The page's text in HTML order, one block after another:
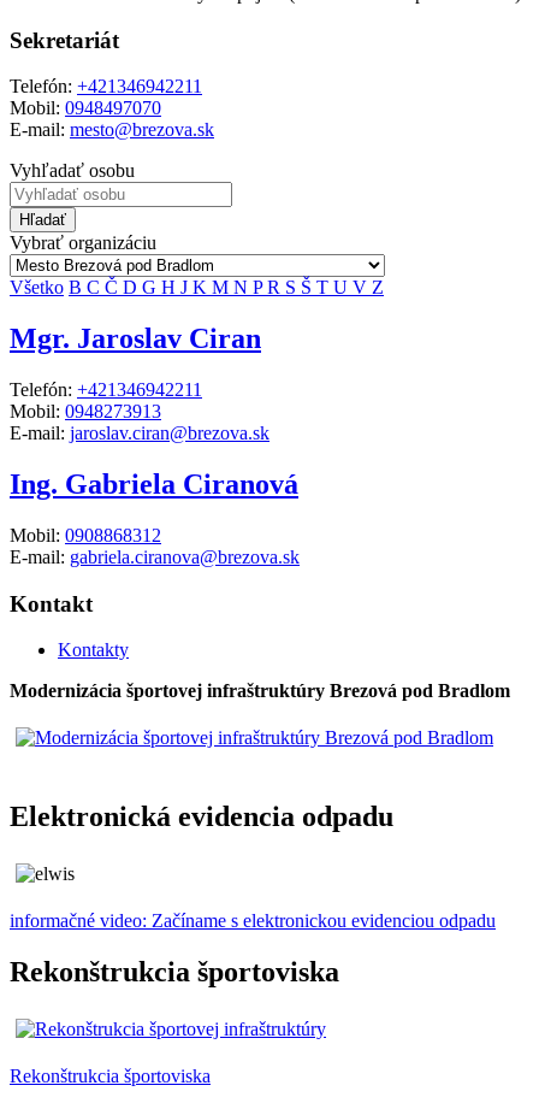
Sekretariát
Telefón: +421346942211
Mobil: 0948497070
E-mail: mesto@brezova.sk
Vyhľadať osobu
Hľadať
Vybrať organizáciu
Všetko B C Č D G H J K M N PR S Š T U V Z
Mgr. Jaroslav Ciran
Telefón: +421346942211
Mobil: 0948273913
E-mail: jaroslav.ciran@brezova.sk
Ing. Gabriela Ciranová
Mobil: 0908868312
E-mail: gabriela.ciranova@brezova.sk
Kontakt
Kontakty
Modernizácia športovej infraštruktúry Brezová pod Bradlom
Elektronická evidencia odpadu
informačné video: Začíname s elektronickou evidenciou odpadu
Rekonštrukcia športoviska
Rekonštrukcia športoviska